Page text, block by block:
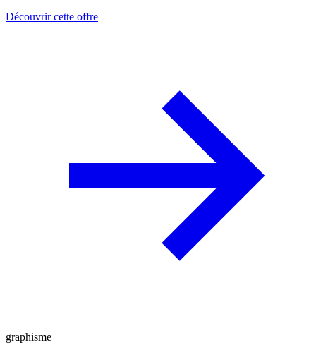
Découvrir cette offre
graphisme